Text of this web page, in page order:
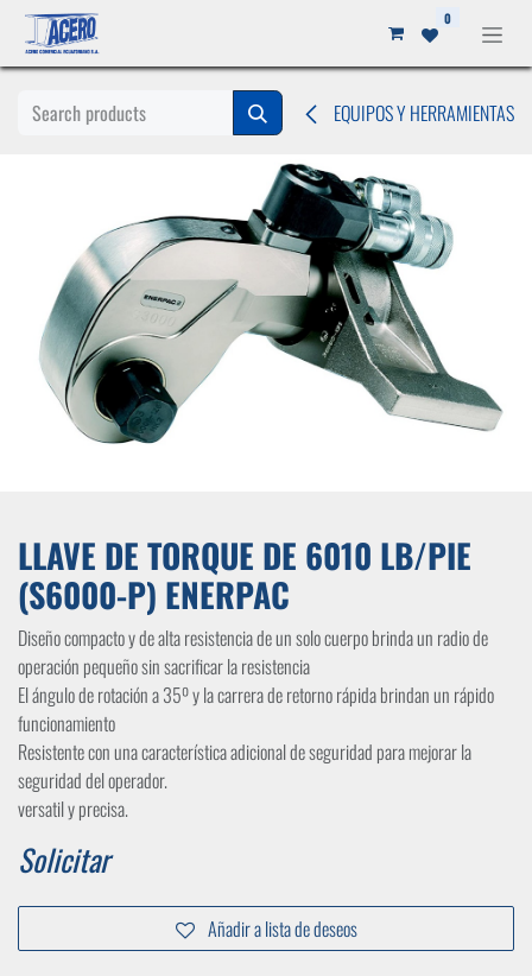
Ir al contenido 0
EQUIPOS Y HERRAMIENTAS
LLAVE DE TORQUE DE 6010 LB/PIE
(S6000-P) ENERPAC
Diseño compacto y de alta resistencia de un solo cuerpo brinda un radio de
operación pequeño sin sacrificar la resistencia
El ángulo de rotación a 35º y la carrera de retorno rápida brindan un rápido
funcionamiento
Resistente con una característica adicional de seguridad para mejorar la
seguridad del operador.
versatil y precisa.
Solicitar
Añadir a lista de deseos